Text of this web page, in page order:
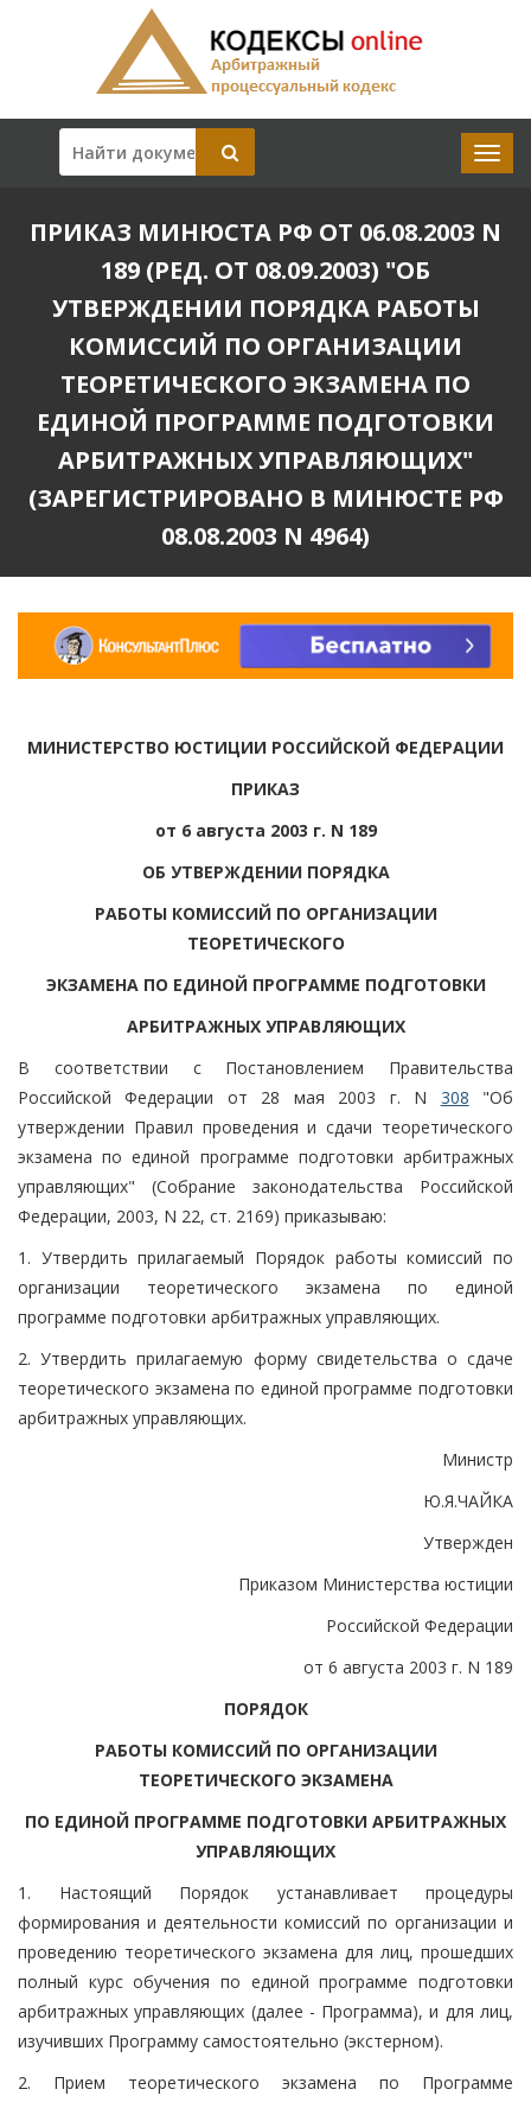
ПРИКАЗ МИНЮСТА РФ ОТ 06.08.2003 N
189 (РЕД. ОТ 08.09.2003) "ОБ
УТВЕРЖДЕНИИ ПОРЯДКА РАБОТЫ
КОМИССИЙ ПО ОРГАНИЗАЦИИ
ТЕОРЕТИЧЕСКОГО ЭКЗАМЕНА ПО
ЕДИНОЙ ПРОГРАММЕ ПОДГОТОВКИ
АРБИТРАЖНЫХ УПРАВЛЯЮЩИХ"
(ЗАРЕГИСТРИРОВАНО В МИНЮСТЕ РФ
08.08.2003 N 4964)
МИНИСТЕРСТВО ЮСТИЦИИ РОССИЙСКОЙ ФЕДЕРАЦИИ
ПРИКАЗ
от 6 августа 2003 г. N 189
ОБ УТВЕРЖДЕНИИ ПОРЯДКА
РАБОТЫ КОМИССИЙ ПО ОРГАНИЗАЦИИ
ТЕОРЕТИЧЕСКОГО
ЭКЗАМЕНА ПО ЕДИНОЙ ПРОГРАММЕ ПОДГОТОВКИ
АРБИТРАЖНЫХ УПРАВЛЯЮЩИХ
В соответствии с Постановлением Правительства
Российской Федерации от 28 мая 2003 г. N 308 "Об
утверждении Правил проведения и сдачи теоретического
экзамена по единой программе подготовки арбитражных
управляющих" (Собрание законодательства Российской
Федерации, 2003, N 22, ст. 2169) приказываю:
1. Утвердить прилагаемый Порядок работы комиссий по
организации теоретического экзамена по единой
программе подготовки арбитражных управляющих.
2. Утвердить прилагаемую форму свидетельства о сдаче
теоретического экзамена по единой программе подготовки
арбитражных управляющих.
Министр
Ю.Я.ЧАЙКА
Утвержден
Приказом Министерства юстиции
Российской Федерации
от 6 августа 2003 г. N 189
ПОРЯДОК
РАБОТЫ КОМИССИЙ ПО ОРГАНИЗАЦИИ
ТЕОРЕТИЧЕСКОГО ЭКЗАМЕНА
ПО ЕДИНОЙ ПРОГРАММЕ ПОДГОТОВКИ АРБИТРАЖНЫХ
УПРАВЛЯЮЩИХ
1. Настоящий Порядок устанавливает процедуры
формирования и деятельности комиссий по организации и
проведению теоретического экзамена для лиц, прошедших
полный курс обучения по единой программе подготовки
арбитражных управляющих (далее - Программа), и для лиц,
изучивших Программу самостоятельно (экстерном).
2. Прием теоретического экзамена по Программе